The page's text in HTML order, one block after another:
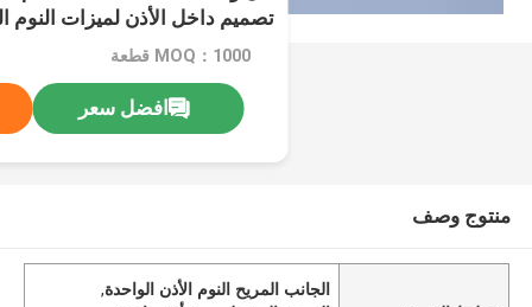
الصوت المحيطي
MOQ：1000 قطعة
افضل سعر
منتوج وصف
الجانب المريح النوم الأذن الواحدة,